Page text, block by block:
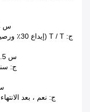
س 4: ما هي أنواع شروط الدفع التي تقبلونها؟
ج: T / T (إيداع 30٪ ورصيد 70٪ قبل التسليم) ، 100٪ LC في الأفق
س 5.قبل الشحن.كيفية التأكد من جودة القالب؟
ج:
س 6: هل
ج: نعم ، بعد